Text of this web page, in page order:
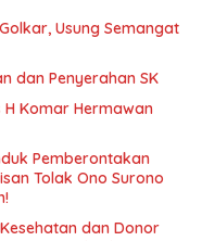
Usung Semangat
H Komar Hermawan
Pemberontakan
Tolak Ono Surono
dan Donor